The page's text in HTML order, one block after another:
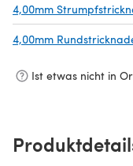
4,00mm
4,00mm
Ist etwas nicht in